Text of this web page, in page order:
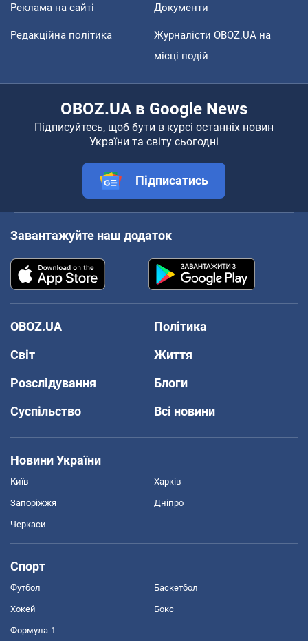
Реклама на сайті Документи
Редакційна політика
Журналісти OBOZ.UA на
місці подій
OBOZ.UA в Google News
Підписуйтесь, щоб бути в курсі останніх новин
України та світу сьогодні
Підписатись
Завантажуйте наш додаток
OBOZ.UA
Політика
Світ
Життя
Розслідування
Блоги
Суспільство
Всі новини
Новини України
Київ Харків
Запоріжжя Дніпро
Черкаси
Спорт
Футбол Баскетбол
Хокей Бокс
Формула-1